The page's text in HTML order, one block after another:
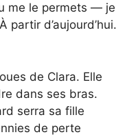
me le permets — je
d’aujourd’hui.
de Clara. Elle
dans ses bras.
serra sa fille
de perte